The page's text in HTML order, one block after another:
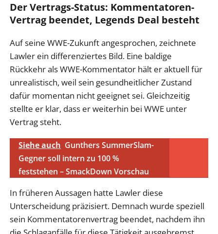
Der Vertrags-Status: Kommentatoren-
Vertrag beendet, Legends Deal besteht
Auf seine WWE-Zukunft angesprochen, zeichnete
Lawler ein differenziertes Bild. Eine baldige
Rückkehr als WWE-Kommentator hält er aktuell für
unrealistisch, weil sein gesundheitlicher Zustand
dafür momentan nicht geeignet sei. Gleichzeitig
stellte er klar, dass er weiterhin bei WWE unter
Vertrag steht.
Siehe auch Gunthers SummerSlam-
Gegner soll intern zu 100 %
feststehen – SmackDown Vorschau
In früheren Aussagen hatte Lawler diese
Unterscheidung präzisiert. Demnach wurde speziell
sein Kommentatorenvertrag beendet, nachdem ihn